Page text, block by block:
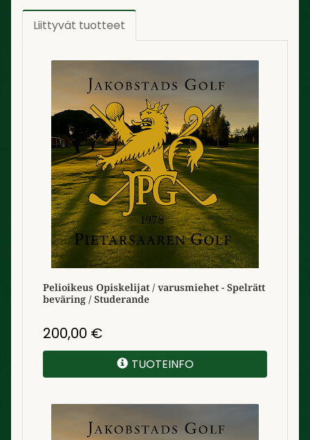
Liittyvät tuotteet
Pelioikeus Opiskelijat / varusmiehet - Spelrätt
beväring / Studerande
200,00 €
TUOTEINFO